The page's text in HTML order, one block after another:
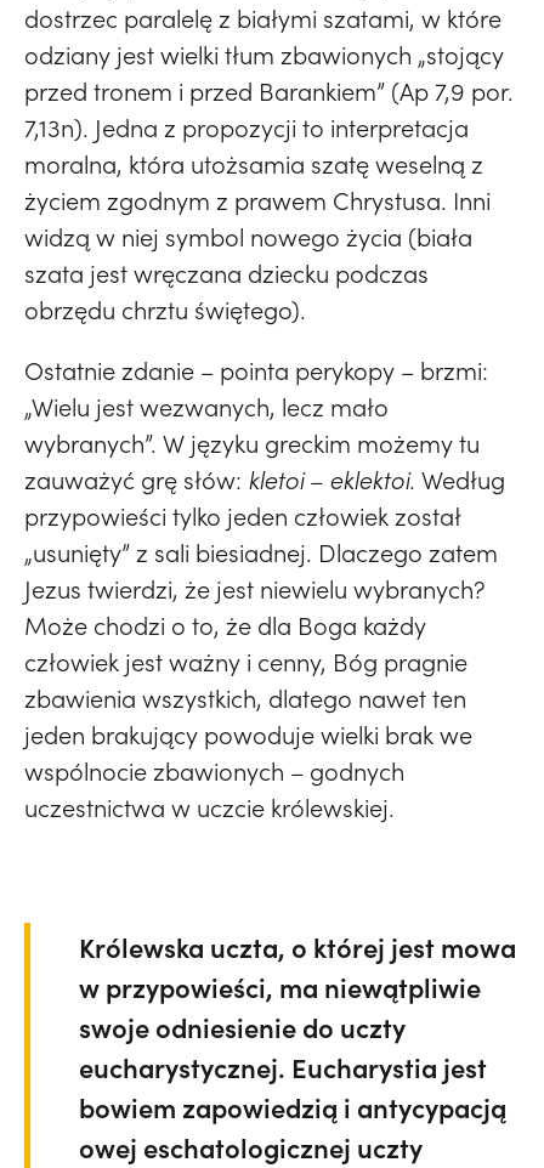
dostrzec paralelę z białymi szatami, w które
odziany jest wielki tłum zbawionych „stojący
przed tronem i przed Barankiem” (Ap 7,9 por.
7,13n). Jedna z propozycji to interpretacja
moralna, która utożsamia szatę weselną z
życiem zgodnym z prawem Chrystusa. Inni
widzą w niej symbol nowego życia (biała
szata jest wręczana dziecku podczas
obrzędu chrztu świętego).
Ostatnie zdanie – pointa perykopy – brzmi:
„Wielu jest wezwanych, lecz mało
wybranych”. W języku greckim możemy tu
zauważyć grę słów: kletoi– eklektoi. Według
przypowieści tylko jeden człowiek został
„usunięty” z sali biesiadnej. Dlaczego zatem
Jezus twierdzi, że jest niewielu wybranych?
Może chodzi o to, że dla Boga każdy
człowiek jest ważny i cenny, Bóg pragnie
zbawienia wszystkich, dlatego nawet ten
jeden brakujący powoduje wielki brak we
wspólnocie zbawionych – godnych
uczestnictwa w uczcie królewskiej.
Królewska uczta, o której jest mowa
w przypowieści, ma niewątpliwie
swoje odniesienie do uczty
eucharystycznej. Eucharystia jest
bowiem zapowiedzią i antycypacją
owej eschatologicznej uczty